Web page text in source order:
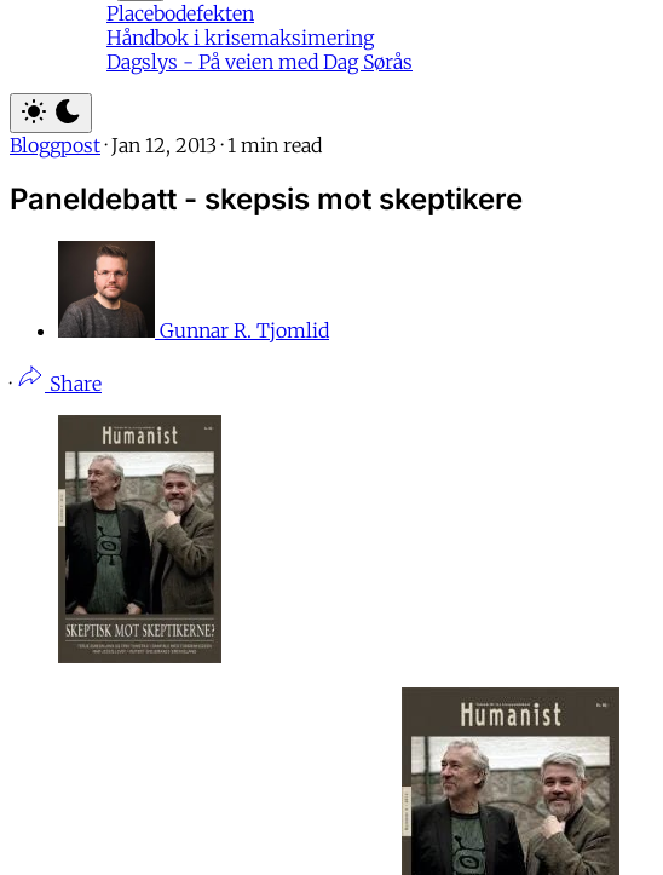
Placebodefekten
Håndbok i krisemaksimering
Dagslys - På veien med Dag Sørås
Bloggpost · Jan 12, 2013 · 1 min read
Paneldebatt - skepsis mot skeptikere
Gunnar R. Tjomlid
· Share